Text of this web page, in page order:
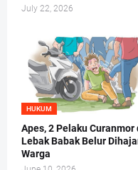
July 22, 2026
HUKUM
Apes, 2 Pelaku Curanmor
Lebak Babak Belur
Warga